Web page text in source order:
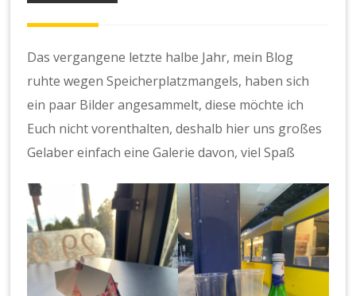
Das vergangene letzte halbe Jahr, mein Blog
ruhte wegen Speicherplatzmangels, haben sich
ein paar Bilder angesammelt, diese möchte ich
Euch nicht vorenthalten, deshalb hier uns großes
Gelaber einfach eine Galerie davon, viel Spaß